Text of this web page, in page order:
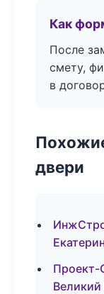
Как
После
смету,
в
двери